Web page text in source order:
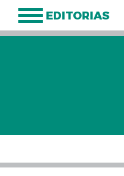
EDITORIAS